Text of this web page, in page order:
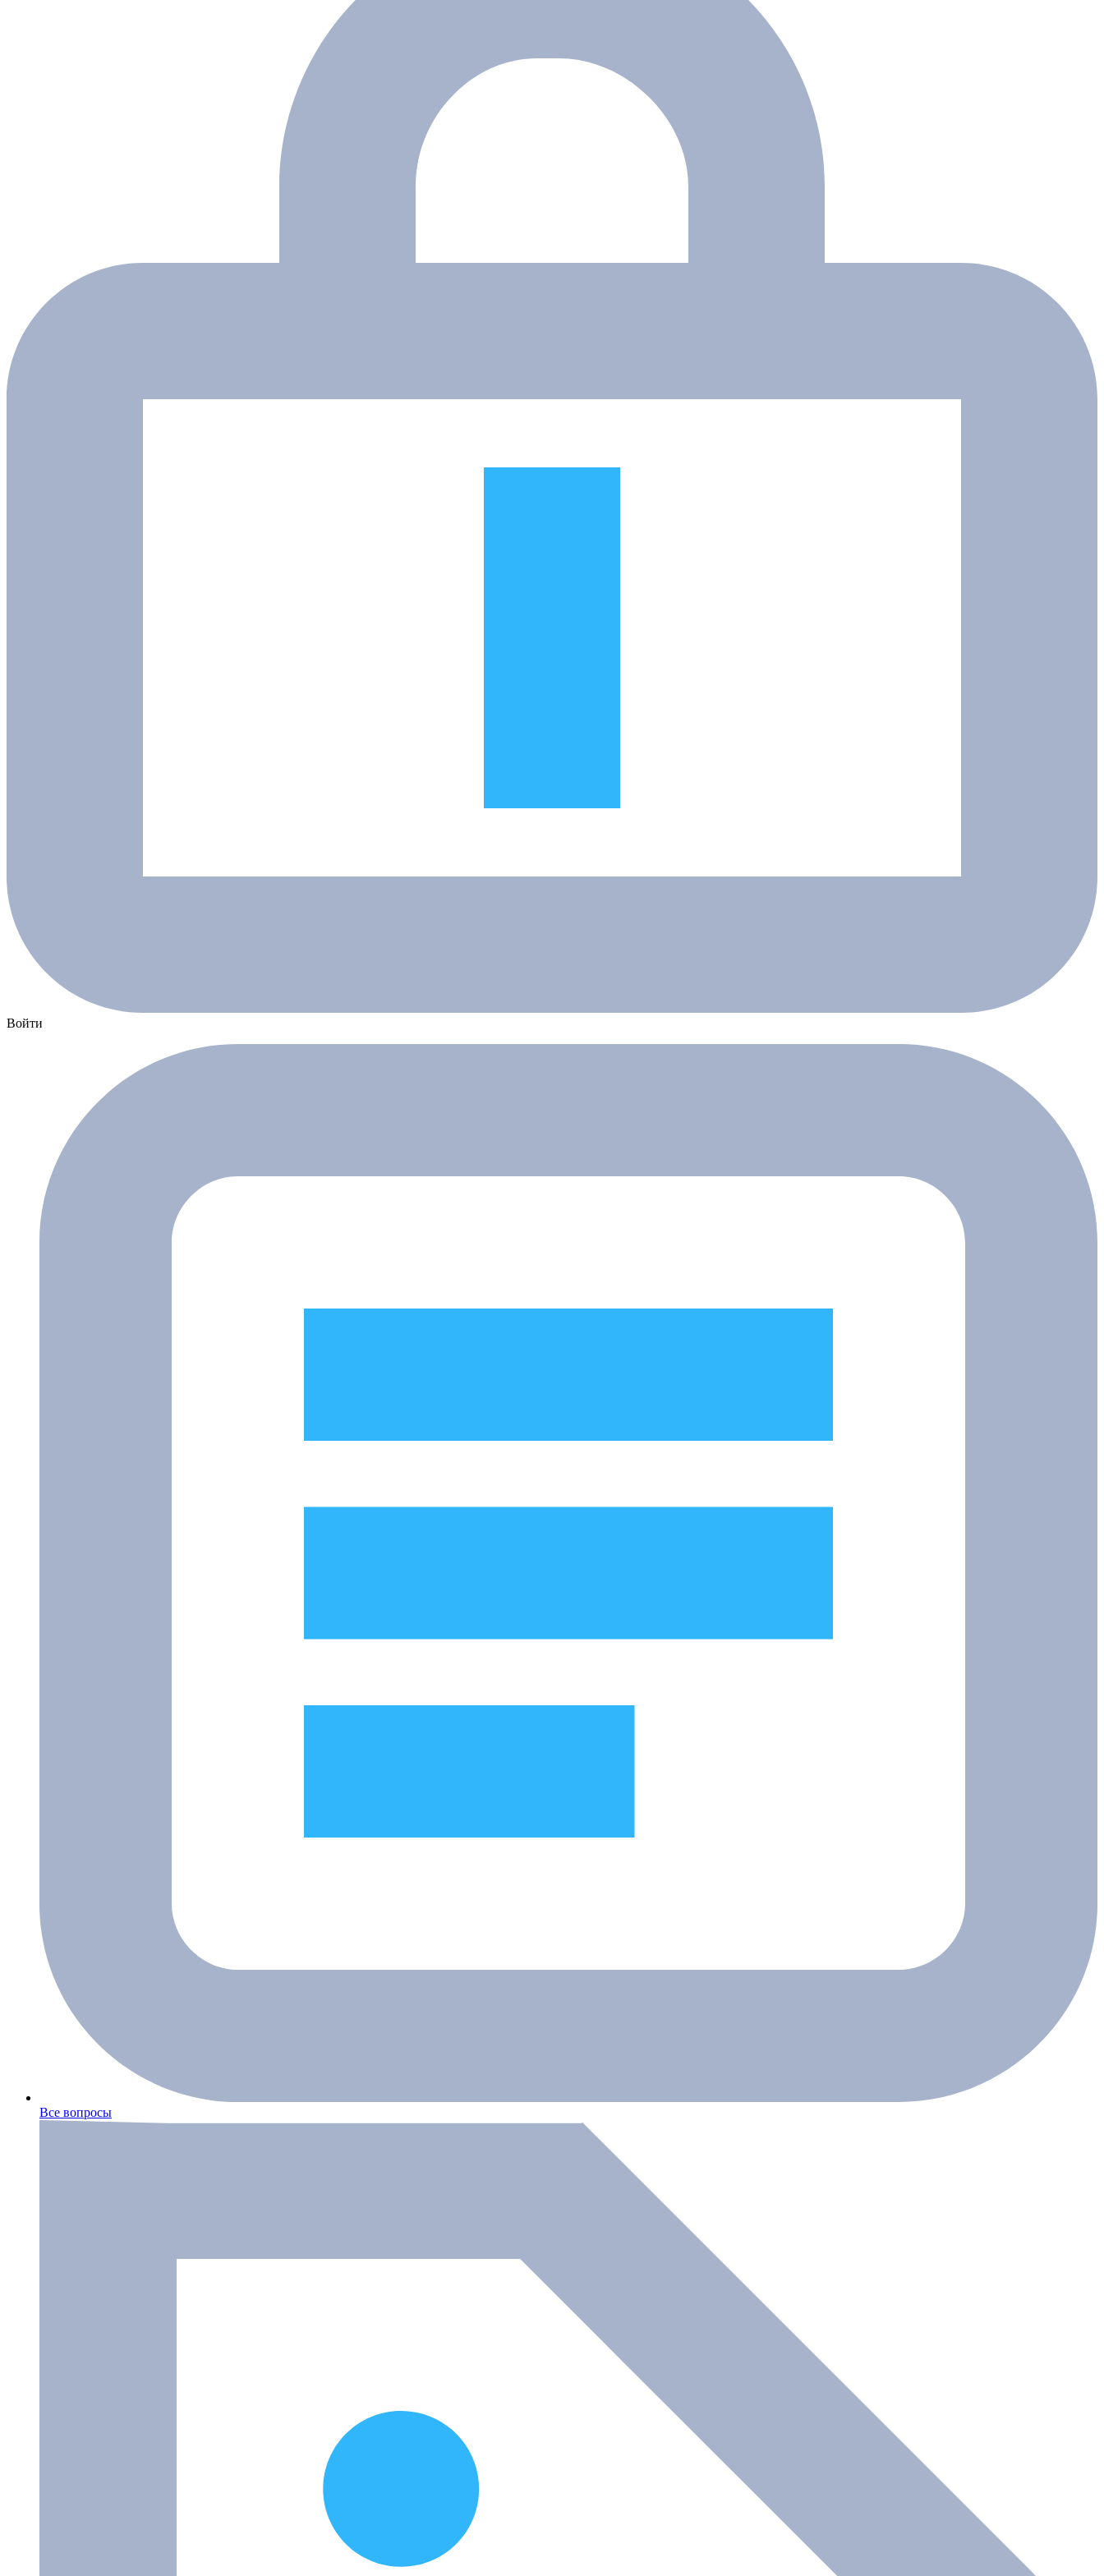
Войти
Все вопросы